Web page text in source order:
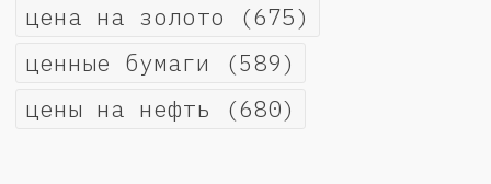
цена на золото (675)
ценные бумаги (589)
цены на нефть (680)